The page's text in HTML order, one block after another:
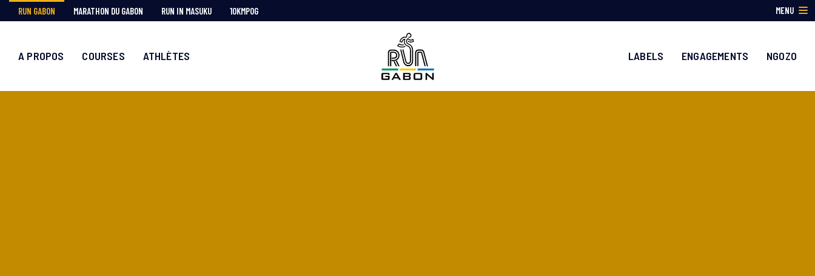
RUN GABON MARATHON DU GABON RUN IN MASUKU 10KMPOG MENU
A PROPOS COURSES ATHLÈTES LABELS ENGAGEMENTS NGOZO